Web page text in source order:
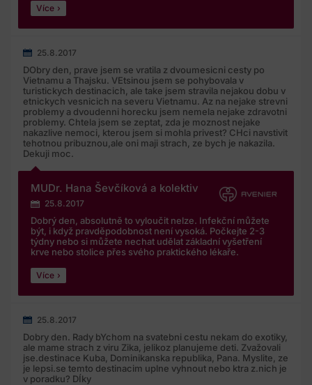
práv se mohu ve věci ochrany mých osobních
údajůčiuplatnění práv k ochraněmých osobních
údajůobrátit na pověřenouosobu na emailovou adresu
osobniudaje@meditorial.cz nebo na telefonní číslo 212
249 013, případně na pověřence pro ochranu osobních
údajů Společnosti, Márii Chvajovou Staňkovou, na e-
mailové adrese stankova@stankovapartneri.cz.
Potvrzuji, že svým souhlasem dávám Společnosti
výslovný souhlas a zákonný důvod pro zpracování mých
osobních údajůvč. zvláštní kategorie údajů o zdravotním
stavu v souladu se zněním zákona o zpracování osobních
údajů a obecným nařízením o ochraně osobních údajů.
Více
25.8.2017
DObry den, prave jsem se vratila z dvoumesicni cesty po
Vietnamu a Thajsku. VEtsinou jsem se pohybovala v
turistickych destinacich, ale take jsem stravila nejakou dobu v
etnickych vesnicich na severu Vietnamu. Az na nejake strevni
problemy a dvoudenni horecku jsem nemela nejake zdravotni
problemy. Chtela jsem se zeptat, zda je moznost nejake
nakazlive nemoci, kterou jsem si mohla privest? CHci navstivit
tehotnou pribuznou,ale oni maji strach, ze bych je nakazila.
Dekuji moc.
MUDr. Hana Ševčíková a kolektiv
25.8.2017
Dobrý den, absolutně to vyloučit nelze. Infekční můžete
být, i když pravděpodobnost není vysoká. Počkejte 2-3
týdny nebo si můžete nechat udělat základní vyšetření
krve nebo stolice přes svého praktického lékaře.
Více
25.8.2017
Dobry den. Rady bYchom na svatebni cestu nekam do exotiky,
ale mame strach z viru Zika, jelikoz planujeme deti. Zvažovali
jse.destinace Kuba, Dominikanska republika, Pana. Myslite, ze
je lepsi.se temto destinacim uplne vyhnout nebo ktra z.nich je
v poradku? DÍky